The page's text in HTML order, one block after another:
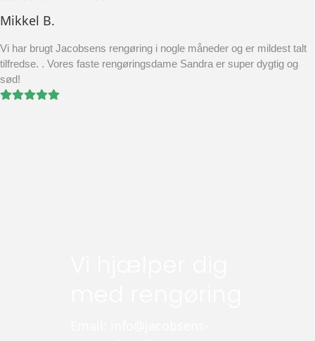
Mikkel B.
Vi har brugt Jacobsens rengøring i nogle måneder og er mildest talt
tilfredse. . Vores faste rengøringsdame Sandra er super dygtig og
sød!